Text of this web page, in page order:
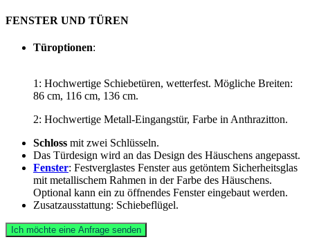
FENSTER UND TÜREN
Türoptionen:
1: Hochwertige Schiebetüren, wetterfest. Mögliche Breiten:
86 cm, 116 cm, 136 cm.
2: Hochwertige Metall-Eingangstür, Farbe in Anthrazitton.
Schloss mit zwei Schlüsseln.
Das Türdesign wird an das Design des Häuschens angepasst.
Fenster: Festverglastes Fenster aus getöntem Sicherheitsglas
mit metallischem Rahmen in der Farbe des Häuschens.
Optional kann ein zu öffnendes Fenster eingebaut werden.
Zusatzausstattung: Schiebeflügel.
Ich möchte eine Anfrage senden